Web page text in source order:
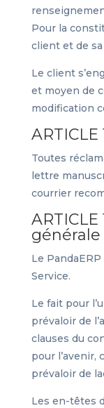
Pour la
client et de
Le client
et moyen de
modification
Toutes
lettre
courrier
générale
Le
Service.
Le fait pour
prévaloir de
clauses du
pour l’avenir,
prévaloir de
Les en-têtes